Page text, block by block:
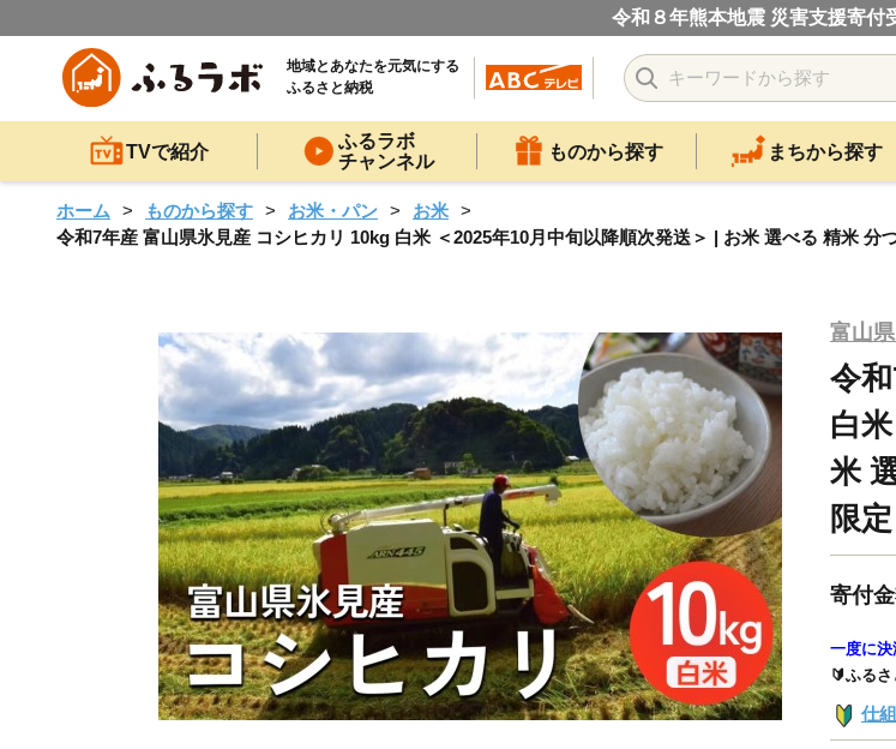
令和８年熊本地震 災害支援寄付
地域とあなたを元気にする
ふるさと納税
TVで紹介
ふるラボ
チャンネル
ものから探す まちから探す
ホーム ものから探す お米・パン
お米
令和7年産 富山県氷見産 コシヒカリ 10kg 白米 ＜2025年10月中旬以降順次発送＞ | お米 選べる 精米 分
富山
令
白
米
限
寄付
一度に決
🔰ふる
仕